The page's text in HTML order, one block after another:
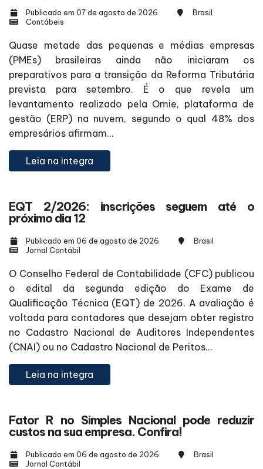
Publicado em 07 de agosto de 2026
Brasil
Contábeis
Quase metade das pequenas e médias empresas
(PMEs) brasileiras ainda não iniciaram os
preparativos para a transição da Reforma Tributária
prevista para setembro. É o que revela um
levantamento realizado pela Omie, plataforma de
gestão (ERP) na nuvem, segundo o qual 48% dos
empresários afirmam...
Leia na integra
EQT 2/2026: inscrições seguem até o
próximo dia 12
Publicado em 06 de agosto de 2026
Brasil
Jornal Contábil
O Conselho Federal de Contabilidade (CFC) publicou
o edital da segunda edição do Exame de
Qualificação Técnica (EQT) de 2026. A avaliação é
voltada para contadores que desejam obter registro
no Cadastro Nacional de Auditores Independentes
(CNAI) ou no Cadastro Nacional de Peritos...
Leia na integra
Fator R no Simples Nacional pode reduzir
custos na sua empresa. Confira!
Publicado em 06 de agosto de 2026
Brasil
Jornal Contábil